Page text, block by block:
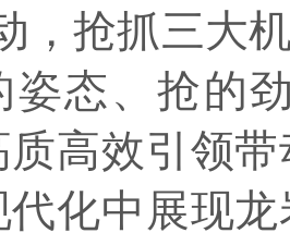
，抢抓三大
姿态、抢的
质高效引领带
代化中展现